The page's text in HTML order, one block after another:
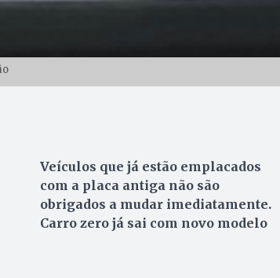
Veículos que já estão emplacados
com a placa antiga não são
obrigados a mudar imediatamente.
Carro zero já sai com novo modelo